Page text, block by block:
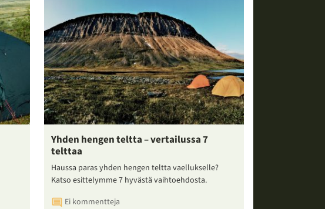
Yhden hengen teltta – vertailussa 7
telttaa
Haussa paras yhden hengen teltta vaellukselle?
Katso esittelymme 7 hyvästä vaihtoehdosta.
Ei kommentteja